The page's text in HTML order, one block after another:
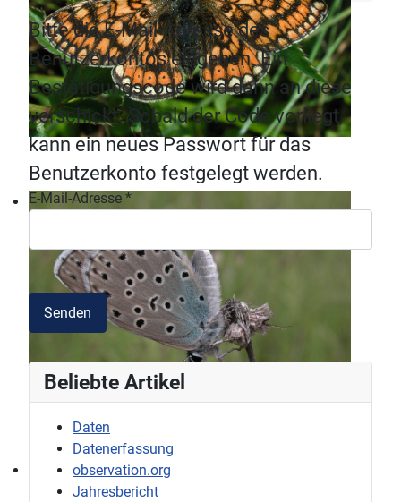
Bitte die E-Mail-Adresse des
Benutzerkontos eingeben. Ein
Bestätigungscode wird dann an diese
verschickt. Sobald der Code vorliegt,
kann ein neues Passwort für das
Benutzerkonto festgelegt werden.
E-Mail-Adresse *
Senden
Beliebte Artikel
Daten
Datenerfassung
observation.org
Jahresbericht